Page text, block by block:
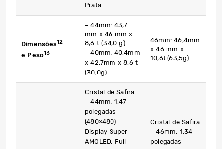
Prata
Dimensões12
e Peso13
– 44mm: 43,7
mm x 46 mm x
8,6 t (34,0 g)
– 40mm: 40,4mm
x 42,7mm x 8,6 t
(30,0g)
46mm: 46,4mm
x 46 mm x
10,6t (63,5g)
Cristal de Safira
– 44mm: 1,47
polegadas
(480×480)
Display Super
AMOLED, Full
Cristal de Safira
– 46mm: 1,34
polegadas